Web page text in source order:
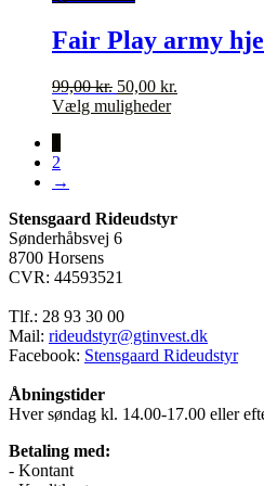
varianter.
Mulighederne
vælges
på
Fair Play army
99,00kr. Den
oprindelige
50,00 kr.
Vælg mulighederDette
kan
2
→
Stensgaard Rideudstyr
Sønderhåbsvej 6
8700 Horsens
CVR: 44593521
Tlf.: 28 93 30 00
Mail: rideudstyr@gtinvest.dk
Facebook: Stensgaard Rideudstyr
Åbningstider
Hver søndag kl. 14.00-17.00 eller
Betaling med:
- Kontant